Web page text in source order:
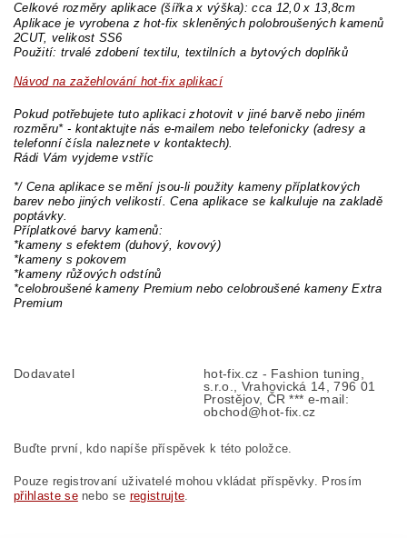
Celkové rozměry aplikace (šířka x výška): cca 12,0 x 13,8cm
Aplikace je vyrobena z hot-fix skleněných polobroušených kamenů
2CUT, velikost SS6
Použití: trvalé zdobení textilu, textilních a bytových doplňků
Návod na zažehlování hot-fix aplikací
Pokud potřebujete tuto aplikaci zhotovit v jiné barvě nebo jiném
rozměru* - kontaktujte nás e-mailem nebo telefonicky (adresy a
telefonní čísla naleznete v kontaktech).
Rádi Vám vyjdeme vstříc
*/ Cena aplikace se mění jsou-li použity kameny příplatkových
barev nebo jiných velikostí. Cena aplikace se kalkuluje na zakladě
poptávky.
Příplatkové barvy kamenů:
*kameny s efektem (duhový, kovový)
*kameny s pokovem
*kameny růžových odstínů
*celobroušené kameny Premium nebo celobroušené kameny Extra
Premium
Dodavatel
hot-fix.cz - Fashion tuning,
s.r.o., Vrahovická 14, 796 01
Prostějov, ČR *** e-mail:
obchod@hot-fix.cz
Buďte první, kdo napíše příspěvek k této položce.
Pouze registrovaní uživatelé mohou vkládat příspěvky. Prosím
přihlaste senebo se registrujte.